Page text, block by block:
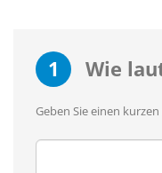
1 Wie
Geben Sie einen